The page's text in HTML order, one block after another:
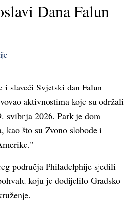
Dana Falun
slaveći Svjetski dan Falun
aktivnostima koje su održali
svibnja 2026. Park je dom
kao što su Zvono slobode i
područja Philadelphije sjedili
koju je dodijelilo Gradsko